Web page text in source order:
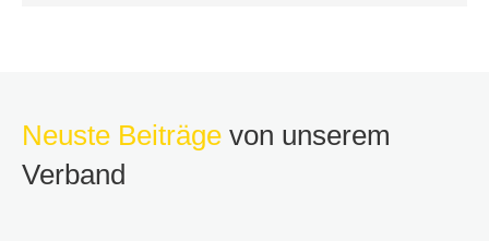
Neuste Beiträge von unserem
Verband